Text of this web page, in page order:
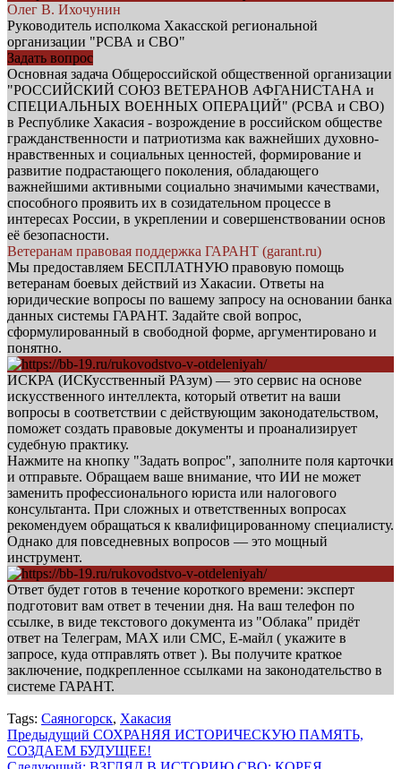
Олег В. Ихочунин
Руководитель исполкома Хакасской региональной
организации "РСВА и СВО"
Задать вопрос
Основная задача Общероссийской общественной организации
"РОССИЙСКИЙ СОЮЗ ВЕТЕРАНОВ АФГАНИСТАНА и
СПЕЦИАЛЬНЫХ ВОЕННЫХ ОПЕРАЦИЙ" (РСВА и СВО)
в Республике Хакасия - возрождение в российском обществе
гражданственности и патриотизма как важнейших духовно-
нравственных и социальных ценностей, формирование и
развитие подрастающего поколения, обладающего
важнейшими активными социально значимыми качествами,
способного проявить их в созидательном процессе в
интересах России, в укреплении и совершенствовании основ
её безопасности.
Ветеранам правовая поддержка ГАРАНТ (garant.ru)
Мы предоставляем БЕСПЛАТНУЮ правовую помощь
ветеранам боевых действий из Хакасии. Ответы на
юридические вопросы по вашему запросу на основании банка
данных системы ГАРАНТ. Задайте свой вопрос,
сформулированный в свободной форме, аргументировано и
понятно.
ИСКРА (ИСКусственный РАзум) — это сервис на основе
искусственного интеллекта, который ответит на ваши
вопросы в соответствии с действующим законодательством,
поможет создать правовые документы и проанализирует
судебную практику.
Нажмите на кнопку "Задать вопрос", заполните поля карточки
и отправьте. Обращаем ваше внимание, что ИИ не может
заменить профессионального юриста или налогового
консультанта. При сложных и ответственных вопросах
рекомендуем обращаться к квалифицированному специалисту.
Однако для повседневных вопросов — это мощный
инструмент.
Ответ будет готов в течение короткого времени: эксперт
подготовит вам ответ в течении дня. На ваш телефон по
ссылке, в виде текстового документа из "Облака" придёт
ответ на Телеграм, МАХ или СМС, Е-майл ( укажите в
запросе, куда отправлять ответ ). Вы получите краткое
заключение, подкрепленное ссылками на законодательство в
системе ГАРАНТ.
Tags: Саяногорск, Хакасия
Навигация
записи
Предыдущий СОХРАНЯЯ ИСТОРИЧЕСКУЮ ПАМЯТЬ,
СОЗДАЕМ БУДУЩЕЕ!